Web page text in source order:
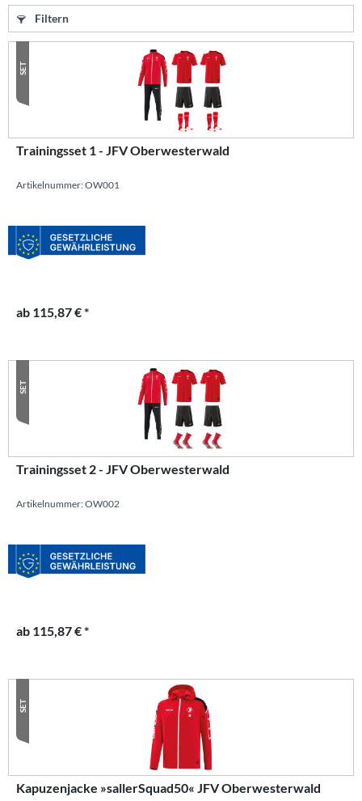
Filtern
SET
Trainingsset 1 - JFV Oberwesterwald
Artikelnummer: OW001
ab 115,87 € *
SET
Trainingsset 2 - JFV Oberwesterwald
Artikelnummer: OW002
ab 115,87 € *
SET
Kapuzenjacke »sallerSquad50« JFV Oberwesterwald